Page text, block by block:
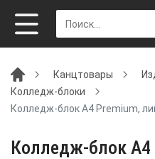
Канцтовары
Колледж-блоки
Колледж-блок А4 Premium,
Колледж-блок А4